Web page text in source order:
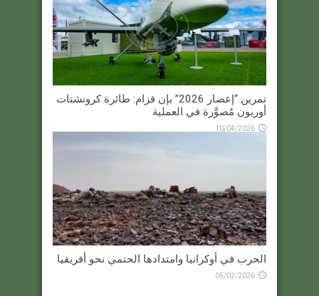
تمرين “إعصار 2026” بإن قزام: طائرة كرونشتات
أوريون مُصوَّرة في العملية
10/04/2026
الحرب في أوكرانيا وامتدادها الحتمي نحو أفريقيا
05/02/2026